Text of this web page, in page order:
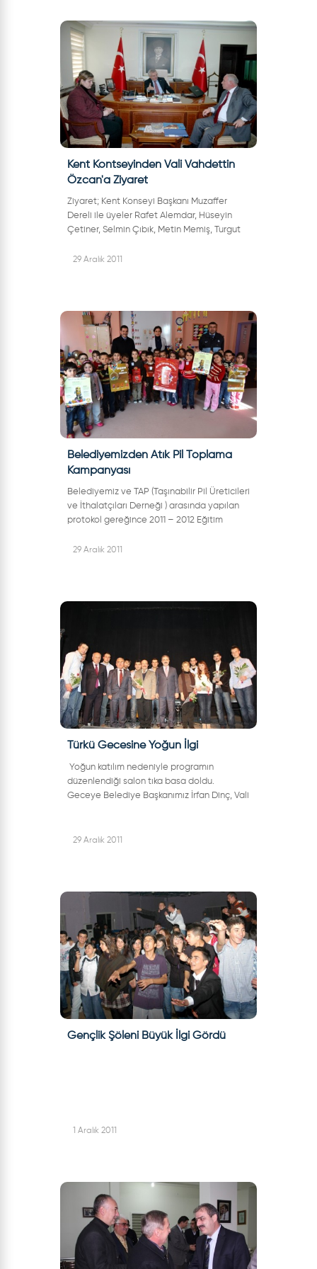
Kent Kontseyinden Vali Vahdettin
Özcan'a Ziyaret
Ziyaret; Kent Konseyi Başkanı Muzaffer
Dereli ile üyeler Rafet Alemdar, Hüseyin
Çetiner, Selmin Çıbık, Metin Memiş, Turgut
Bayram Ergan, Hayri Demiray, Kürşat...
29 Aralık 2011
Belediyemizden Atık Pil Toplama
Kampanyası
Belediyemiz ve TAP (Taşınabilir Pil Üreticileri
ve İthalatçıları Derneği ) arasında yapılan
protokol gereğince 2011 – 2012 Eğitim
kurumlarında ATIK PİL TOPLAMA
29 Aralık 2011
Türkü Gecesine Yoğun İlgi
Yoğun katılım nedeniyle programın
düzenlendiği salon tıka basa doldu.
Geceye Belediye Başkanımız İrfan Dinç, Vali
29 Aralık 2011
Gençlik Şöleni Büyük İlgi Gördü
1 Aralık 2011